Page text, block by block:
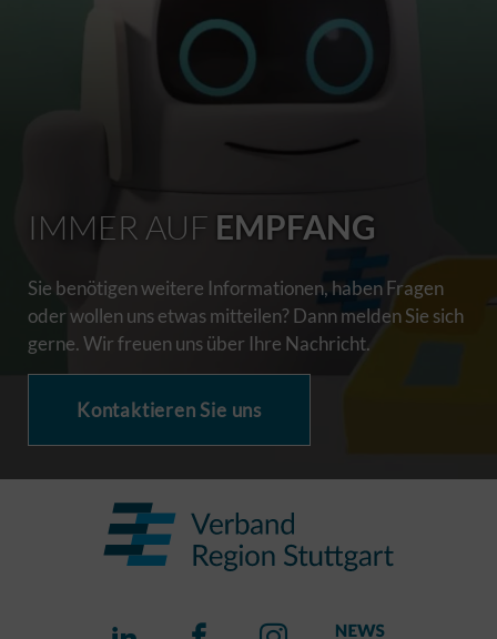
IMMER AUF EMPFANG
Sie benötigen weitere Informationen, haben Fragen
oder wollen uns etwas mitteilen? Dann melden Sie sich
gerne. Wir freuen uns über Ihre Nachricht.
Kontaktieren Sie uns